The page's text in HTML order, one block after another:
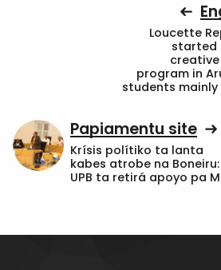
Loucette
started
program in
students
Papiamentu site
Krísis polítiko ta lanta
kabes atrobe na Boneiru:
UPB ta retirá apoyo pa